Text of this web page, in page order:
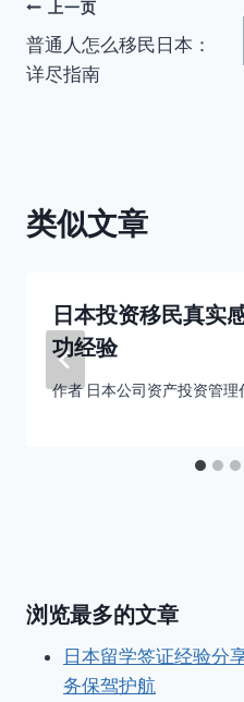
文
章
上一页
普通人怎么移民日本：
详尽指南
类似文章
日本投资移民真实
功经验
作者 日本公司资产投资管理
浏览最多的文章
日本留学签证经验分
务保驾护航